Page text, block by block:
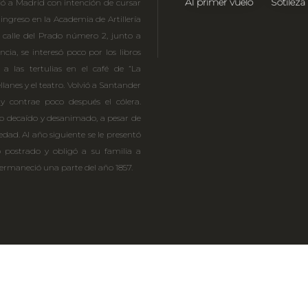
a Madrid con intención de cursar
en la Academia de Artillería
calle del Prado número 2, junto a
se interesó poco por los libros
a las tertulias en el café de “La
y el teatro. Volvió a Santander
contrae poco después el cólera.
decaído y desanimado, a pesar de
Al año siguiente se le presentó
postrado y obligó a su familia a
una parte del año 1857.